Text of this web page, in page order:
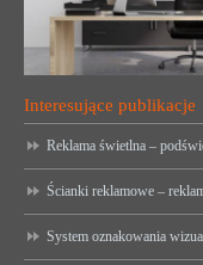
Interesujące publikacje
Reklama świetlna –
Ścianki reklamowe –
System oznakowania